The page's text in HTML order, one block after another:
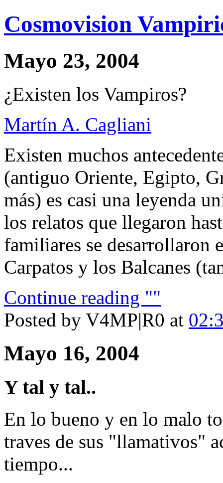
Cosmovision
Mayo 23, 2004
¿Existen los Vampiros?
Martín A. Cagliani
Existen muchos
(antiguo Oriente, Egipto,
más) es casi una leyenda
los relatos que llegaron
familiares se desarrollaron
Carpatos y los Balcanes
Continue reading ""
Posted by V4MP|R0 at
Mayo 16, 2004
Y tal y tal..
En lo bueno y en lo malo
traves de sus "llamativos"
tiempo...